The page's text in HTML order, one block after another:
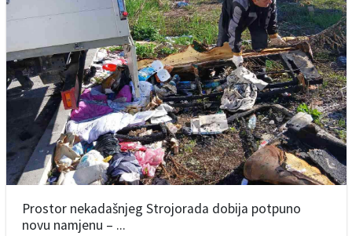
Prostor nekadašnjeg Strojorada dobija potpuno
novu namjenu – ...